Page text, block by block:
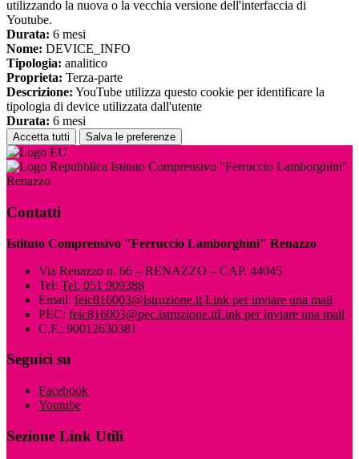
utilizzando la nuova o la vecchia versione dell'interfaccia di
Youtube.
Durata: 6 mesi
Nome: DEVICE_INFO
Tipologia: analitico
Proprieta: Terza-parte
Descrizione: YouTube utilizza questo cookie per identificare la
tipologia di device utilizzata dall'utente
Durata: 6 mesi
Accetta tutti Salva le preferenze
Istituto Comprensivo "Ferruccio Lamborghini"
Renazzo
Contatti
Istituto Comprensivo "Ferruccio Lamborghini" Renazzo
Via Renazzo n. 66 – RENAZZO – CAP. 44045
Tel: Tel. 051 909388
Email: feic816003@istruzione.it Link per inviare una mail
PEC: feic816003@pec.istruzione.itLink per inviare una mail
C.F.: 90012630381
Seguici su
Facebook
Youtube
Sezione Link Utili